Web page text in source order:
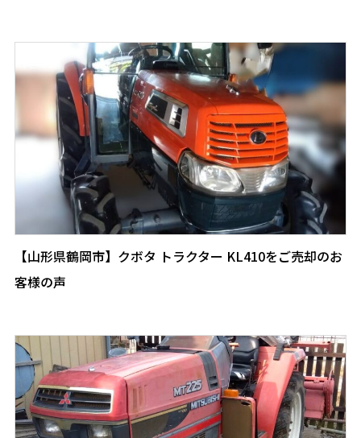
【山形県鶴岡市】クボタ トラクター KL410をご売却のお
客様の声